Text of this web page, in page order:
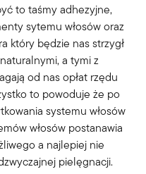
to taśmy adhezyjne,
sytemu włosów oraz
który będzie nas strzygł
a tymi z
od nas opłat rzędu
to powoduje że po
systemu włosów
włosów postanawia
a najlepiej nie
pielęgnacji.